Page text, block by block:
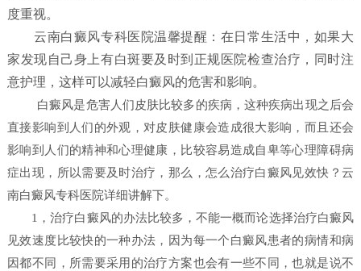
度重视。
云南白癜风专科医院温馨提醒：在日常生活中，如果大
家发现自己身上有白斑要及时到正规医院检查治疗，同时注
意护理，这样可以减轻白癜风的危害和影响。
白癜风是危害人们皮肤比较多的疾病，这种疾病出现之后会
直接影响到人们的外观，对皮肤健康会造成很大影响，而且还会
影响到人们的精神和心理健康，比较容易造成自卑等心理障碍病
症出现，所以需要及时治疗，那么，怎么治疗白癜风见效快？ 云
南白癜风专科医院详细讲解下。
1，治疗白癜风的办法比较多，不能一概而论选择治疗白癜风
见效速度比较快的一种办法，因为每一个白癜风患者的病情和病
因都不同，所需要采用的治疗方案也会有一些不同，也就是说不